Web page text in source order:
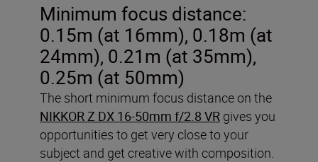
Minimum focus distance:
0.15m (at 16mm), 0.18m (at
24mm), 0.21m (at 35mm),
0.25m (at 50mm)
The short minimum focus distance on the
NIKKOR Z DX 16-50mm f/2.8 VR gives you
opportunities to get very close to your
subject and get creative with composition.